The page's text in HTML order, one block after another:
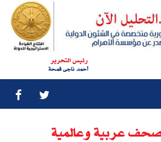
رئيس التحرير
أحمد ناجى قمحة
عربية وعالمية